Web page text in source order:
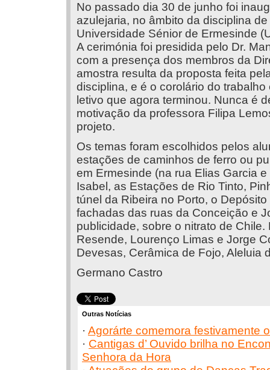
No passado dia 30 de junho foi
azulejaria, no âmbito da disciplina
Universidade Sénior de Ermesinde
A cerimónia foi presidida pelo Dr.
com a presença dos membros da
amostra resulta da proposta feita
disciplina, e é o corolário do
letivo que agora terminou. Nunca é
motivação da professora Filipa
projeto.
Os temas foram escolhidos pelos
estações de caminhos de ferro ou
em Ermesinde (na rua Elias Garcia
Isabel, as Estações de Rio Tinto,
túnel da Ribeira no Porto, o
fachadas das ruas da Conceição e
publicidade, sobre o nitrato de
Resende, Lourenço Limas e Jorge
Devesas, Cerâmica de Fojo, Aleluia
Germano Castro
Outras Notícias
· Agorárte comemora festivamente
· Cantigas d’ Ouvido brilha no
Senhora da Hora